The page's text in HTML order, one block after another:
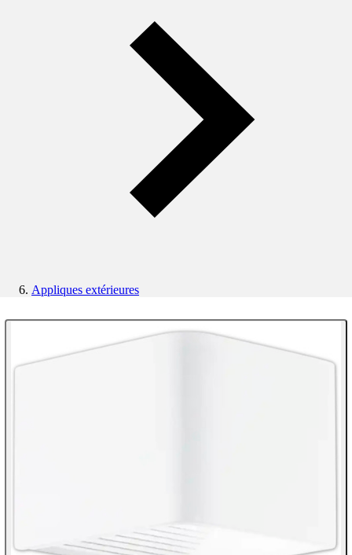
Appliques extérieures